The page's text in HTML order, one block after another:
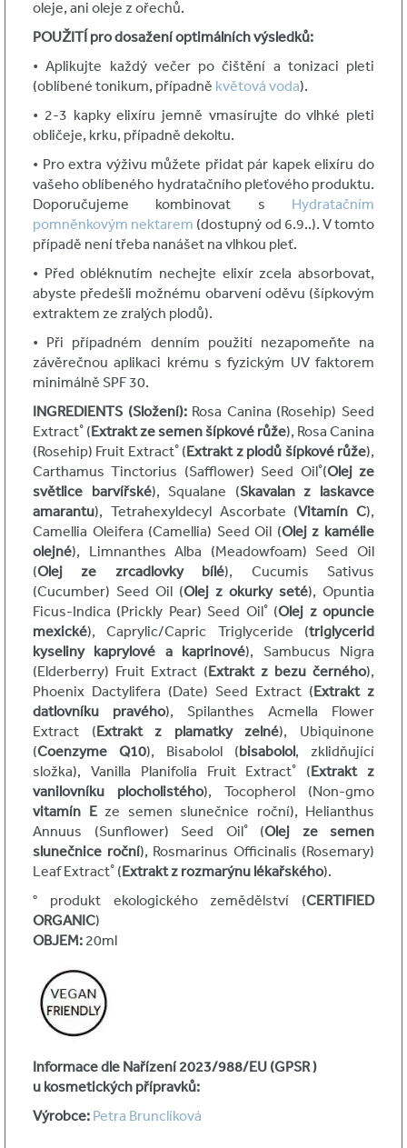
oleje, ani oleje z ořechů.
POUŽITÍ pro dosažení optimálních výsledků:
• Aplikujte každý večer po čištění a tonizaci pleti
(oblíbené tonikum, případně květová voda).
• 2-3 kapky elixíru jemně vmasírujte do vlhké pleti
obličeje, krku, případně dekoltu.
• Pro extra výživu můžete přidat pár kapek elixíru do
vašeho oblíbeného hydratačního pleťového produktu.
Doporučujeme kombinovat s Hydratačním
pomněnkovým nektarem (dostupný od 6.9..). V tomto
případě není třeba nanášet na vlhkou pleť.
• Před obléknutím nechejte elixír zcela absorbovat,
abyste předešli možnému obarvení oděvu (šípkovým
extraktem ze zralých plodů).
• Při případném denním použití nezapomeňte na
závěrečnou aplikaci krému s fyzickým UV faktorem
minimálně SPF 30.
INGREDIENTS (Složení):Rosa Canina (Rosehip) Seed
Extract˚ (Extrakt ze semen šípkové růže), Rosa Canina
(Rosehip) Fruit Extract˚ (Extrakt z plodů šípkové růže),
Carthamus Tinctorius (Safflower) Seed Oil˚(Olej ze
světlice barvířské), Squalane (Skavalan z laskavce
amarantu), Tetrahexyldecyl Ascorbate (Vitamín C),
Camellia Oleifera (Camellia) Seed Oil (Olej z kamélie
olejné), Limnanthes Alba (Meadowfoam) Seed Oil
(Olej ze zrcadlovky bílé), Cucumis Sativus
(Cucumber) Seed Oil (Olej z okurky seté), Opuntia
Ficus-Indica (Prickly Pear) Seed Oil˚ (Olej z opuncie
mexické), Caprylic/Capric Triglyceride (triglycerid
kyseliny kaprylové a kaprinové), Sambucus Nigra
(Elderberry) Fruit Extract (Extrakt z bezu černého),
Phoenix Dactylifera (Date) Seed Extract (Extrakt z
datlovníku pravého), Spilanthes Acmella Flower
Extract (Extrakt z plamatky zelné), Ubiquinone
(Coenzyme Q10), Bisabolol (bisabolol, zklidňující
složka), Vanilla Planifolia Fruit Extract˚ (Extrakt z
vanilovníku plocholistého), Tocopherol (Non-gmo
vitamín Eze semen slunečnice roční), Helianthus
Annuus (Sunflower) Seed Oil˚ (Olej ze semen
slunečnice roční), Rosmarinus Officinalis (Rosemary)
Leaf Extract˚ (Extrakt z rozmarýnu lékařského).
° produkt ekologického zemědělství (CERTIFIED
ORGANIC)
OBJEM: 20ml
Informace dle Nařízení 2023/988/EU (GPSR )
u kosmetických přípravků:
Výrobce: Petra Brunclíková